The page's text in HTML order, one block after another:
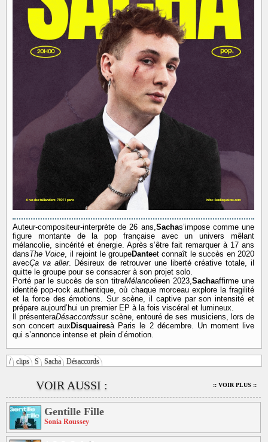
/ clips S Sacha Désaccords
VOIR AUSSI : :: VOIR PLUS ::
Gentille Fille
Sonia Roussey
Auteur-compositeur-interprète de 26 ans,Sachas’impose comme une
figure montante de la pop française avec un univers mêlant
mélancolie, sincérité et énergie. Après s’être fait remarquer à 17 ans
dansThe Voice, il rejoint le groupeDanteet connaît le succès en 2020
avecÇa va aller. Désireux de retrouver une liberté créative totale, il
quitte le groupe pour se consacrer à son projet solo.
Porté par le succès de son titreMélancolieen 2023,Sachaaffirme une
identité pop-rock authentique, où chaque morceau explore la fragilité
et la force des émotions. Sur scène, il captive par son intensité et
prépare aujourd’hui un premier EP à la fois viscéral et lumineux.
Il présenteraDésaccordssur scène, entouré de ses musiciens, lors de
son concert auxDisquairesà Paris le 2 décembre. Un moment live
qui s’annonce intense et plein d’émotion.